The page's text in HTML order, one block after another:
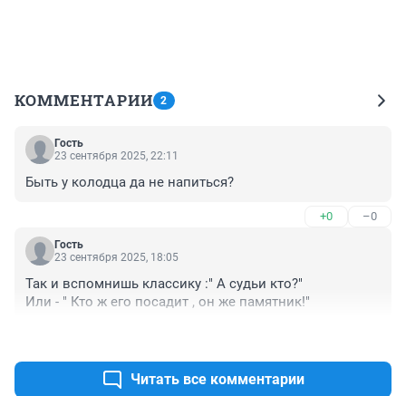
КОММЕНТАРИИ 2
Гость
23 сентября 2025, 22:11
Быть у колодца да не напиться?
+0 –0
Гость
23 сентября 2025, 18:05
Так и вспомнишь классику :" А судьи кто?"
Или - " Кто ж его посадит , он же памятник!"
Читать все комментарии